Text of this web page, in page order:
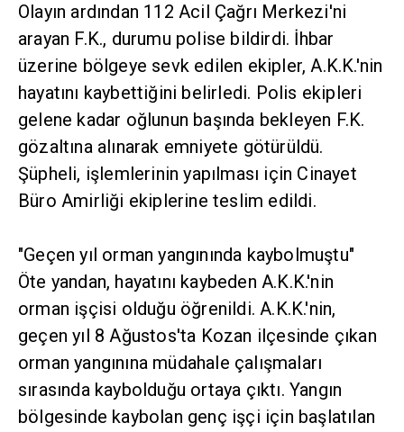
Olayın ardından 112 Acil Çağrı Merkezi'ni
arayan F.K., durumu polise bildirdi. İhbar
üzerine bölgeye sevk edilen ekipler, A.K.K.'nin
hayatını kaybettiğini belirledi. Polis ekipleri
gelene kadar oğlunun başında bekleyen F.K.
gözaltına alınarak emniyete götürüldü.
Şüpheli, işlemlerinin yapılması için Cinayet
Büro Amirliği ekiplerine teslim edildi.
"Geçen yıl orman yangınında kaybolmuştu"
Öte yandan, hayatını kaybeden A.K.K.'nin
orman işçisi olduğu öğrenildi. A.K.K.'nin,
geçen yıl 8 Ağustos'ta Kozan ilçesinde çıkan
orman yangınına müdahale çalışmaları
sırasında kaybolduğu ortaya çıktı. Yangın
bölgesinde kaybolan genç işçi için başlatılan